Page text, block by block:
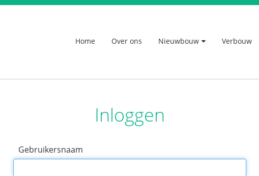
Home Over ons Nieuwbouw Verbouw
Inloggen
Gebruikersnaam